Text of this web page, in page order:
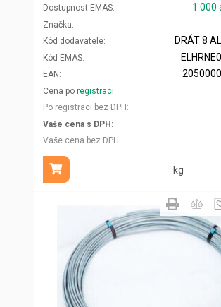
Dostupnost EMAS 1 000
Značka
Kód dodavatele
Kód EMAS
EAN
Cena po registraci
Po registraci bez DPH
Vaše cena s DPH
Vaše cena bez DPH
kg
Přidat do košíku